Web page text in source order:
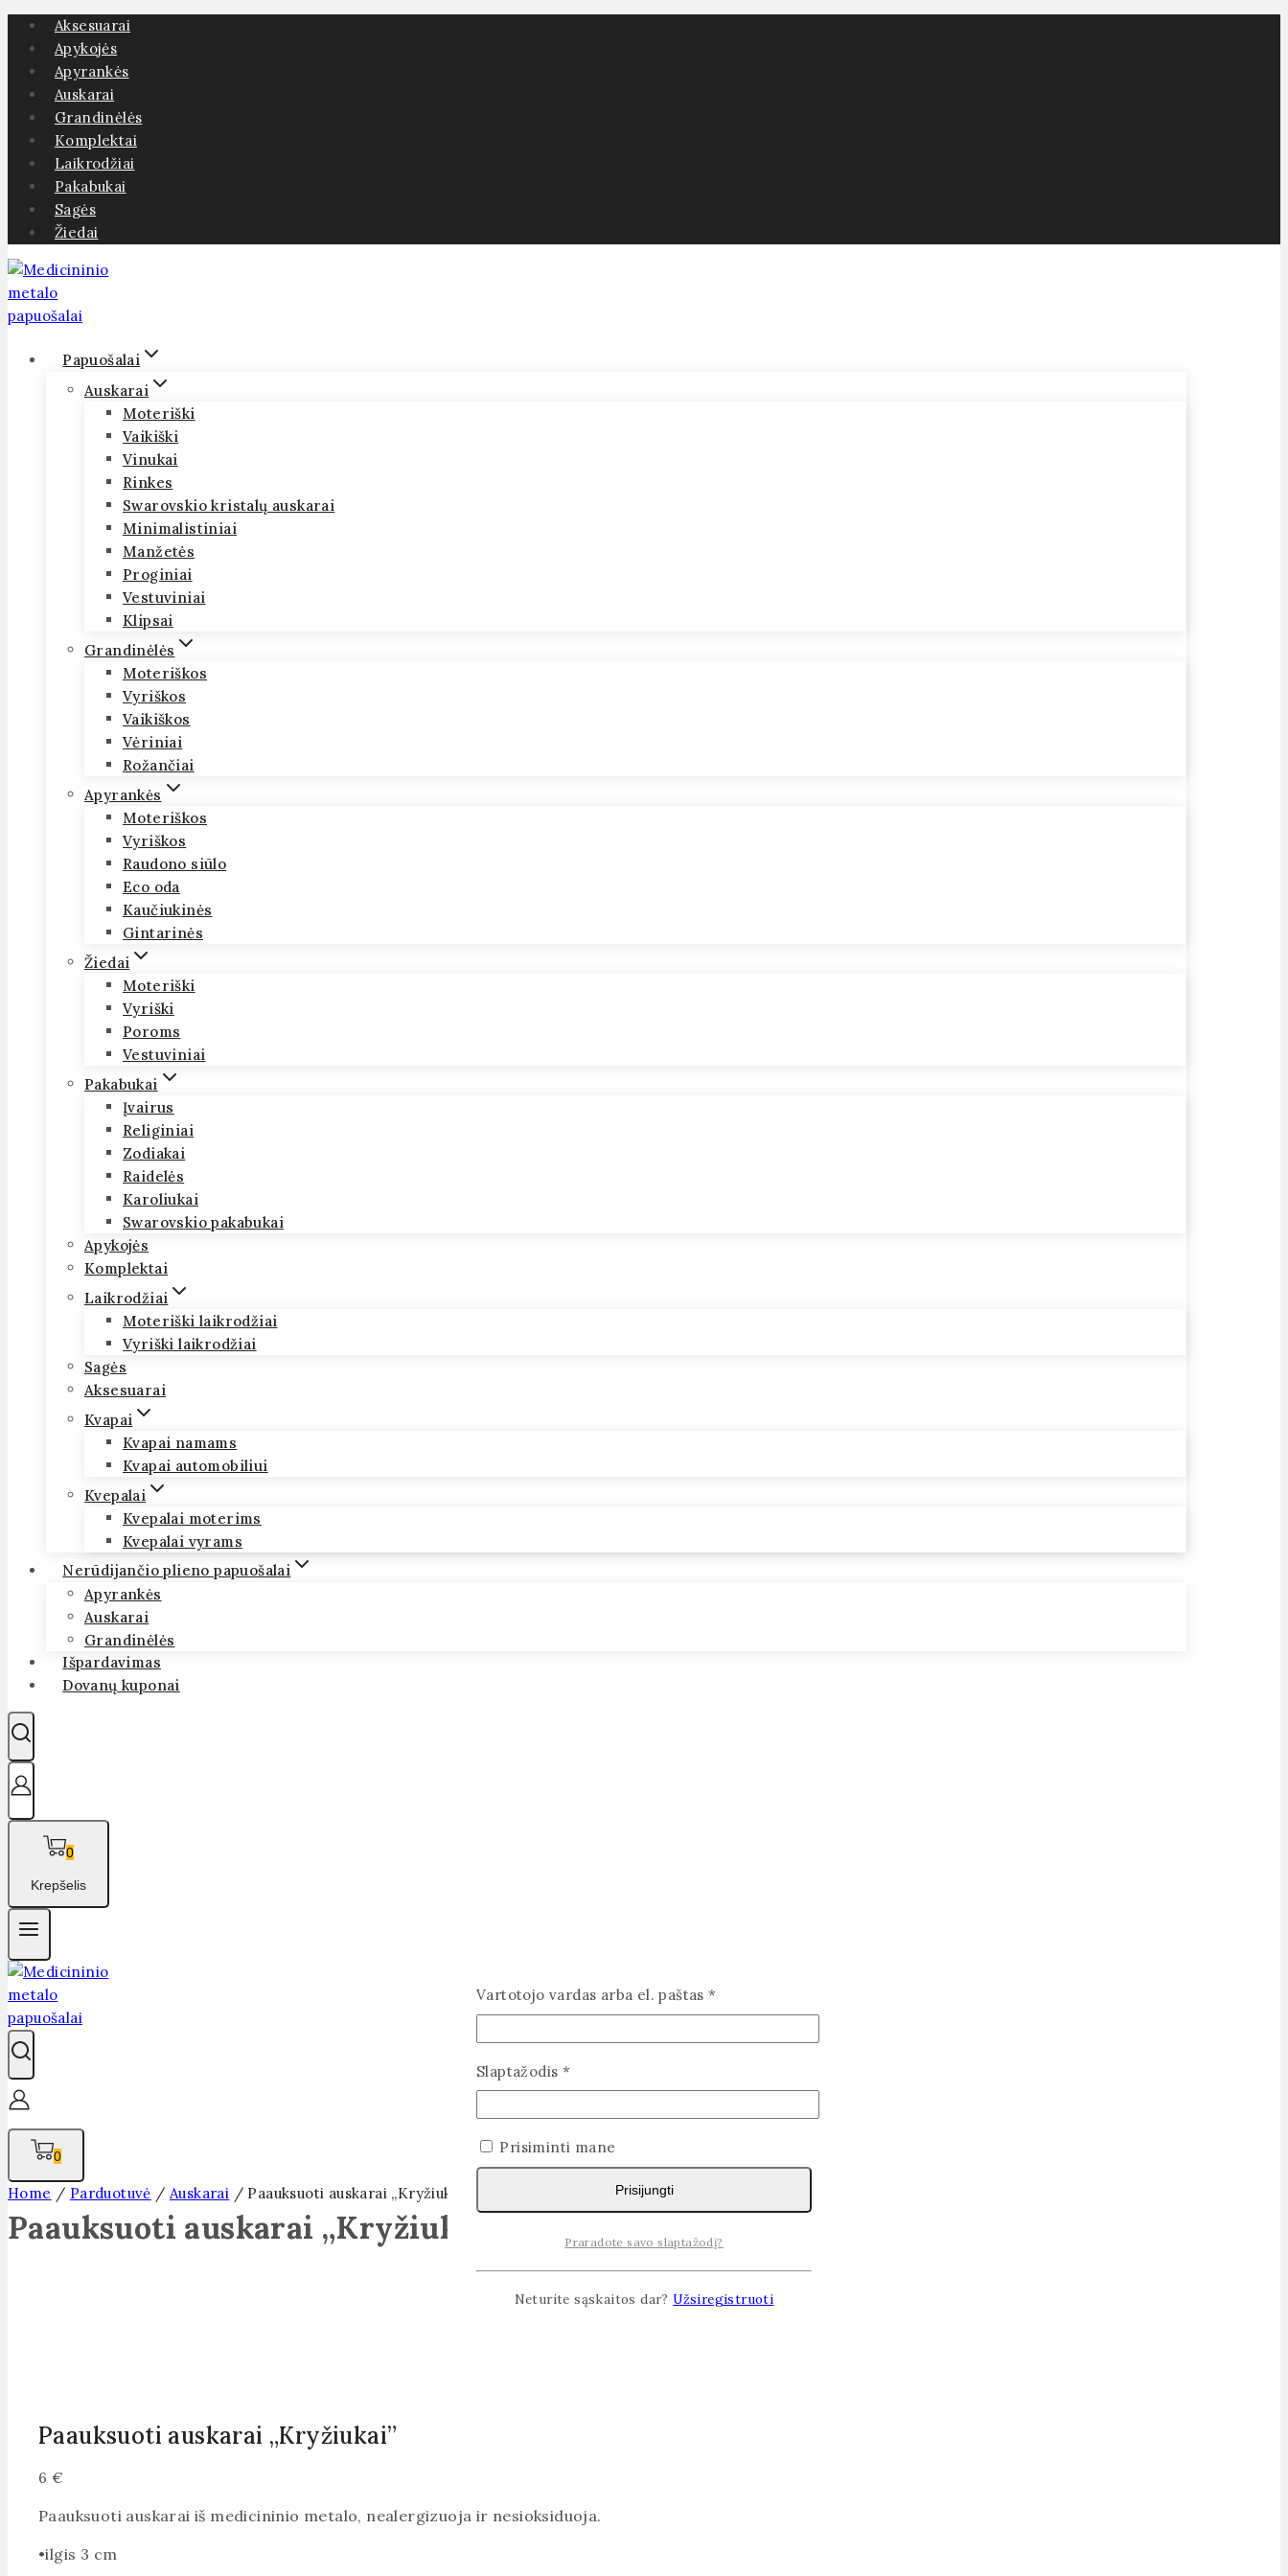
Skip
content
Aksesuarai
Apykojės
Apyrankės
Auskarai
Grandinėlės
Komplektai
Laikrodžiai
Pakabukai
Sagės
Žiedai
Papuošalai
Auskarai
Moteriški
Vaikiški
Vinukai
Rinkes
Swarovskio kristalų auskarai
Minimalistiniai
Manžetės
Proginiai
Vestuviniai
Klipsai
Grandinėlės
Moteriškos
Vyriškos
Vaikiškos
Vėriniai
Rožančiai
Apyrankės
Moteriškos
Vyriškos
Raudono siūlo
Eco oda
Kaučiukinės
Gintarinės
Žiedai
Moteriški
Vyriški
Poroms
Vestuviniai
Pakabukai
Įvairus
Religiniai
Zodiakai
Raidelės
Karoliukai
Swarovskio pakabukai
Apykojės
Komplektai
Laikrodžiai
Moteriški laikrodžiai
Vyriški laikrodžiai
Sagės
Aksesuarai
Kvapai
Kvapai namams
Kvapai automobiliui
Kvepalai
Kvepalai moterims
Kvepalai vyrams
Nerūdijančio plieno papuošalai
Apyrankės
Auskarai
Grandinėlės
Išpardavimas
Dovanų kuponai
0
Krepšelis
0
Home / Parduotuvė / Auskarai / Paauksuoti auskarai „Kryžiukai”
Paauksuoti auskarai „Kryžiukai”
Paauksuoti auskarai „Kryžiukai”
6 €
Paauksuoti auskarai iš medicininio metalo, nealergizuoja ir nesioksiduoja.
•ilgis 3 cm
Vartotojo vardas arba el. paštas*
Slaptažodis *
Prisiminti mane
Prisijungti
Praradote savo slaptažodį?
Neturite sąskaitos dar?Užsiregistruoti